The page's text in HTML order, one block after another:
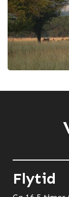
Flytid